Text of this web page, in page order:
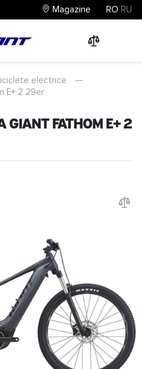
Magazine RO RU
electrice
—
E+ 2 29er
Fathom E+ 2